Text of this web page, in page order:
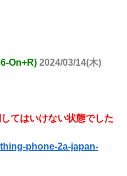
On+R) 2024/03/14(木)
てはいけない状態でした
phone-2a-japan-